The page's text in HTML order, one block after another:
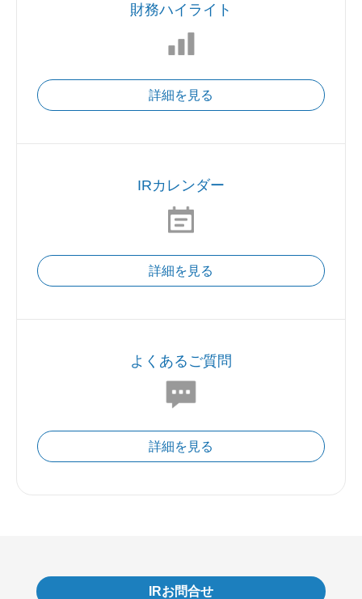
財務ハイライト
詳細を見る
IRカレンダー
詳細を見る
よくあるご質問
詳細を見る
IRお問合せ